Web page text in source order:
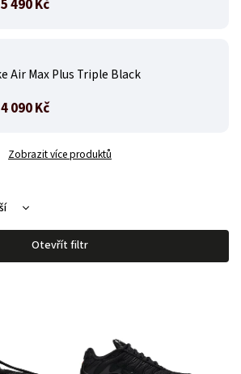
5 490 Kč
Air Max Plus Triple Black
4 090 Kč
Zobrazit více produktů
Otevřít filtr